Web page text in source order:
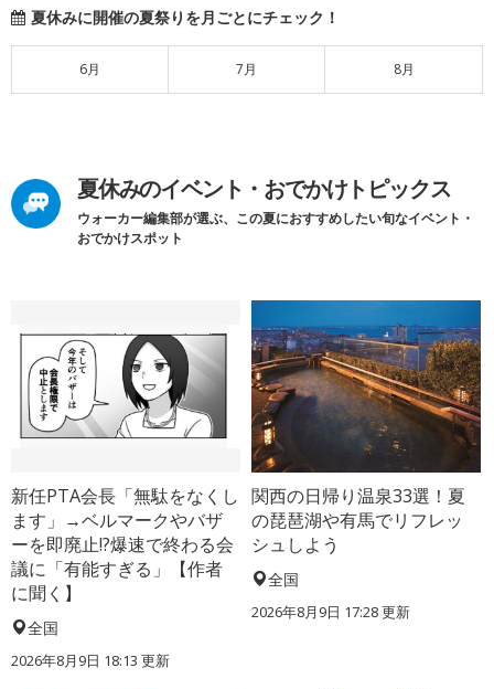
夏休みに開催の夏祭りを月ごとにチェック！
6月 7月 8月
夏休みのイベント・おでかけトピックス
ウォーカー編集部が選ぶ、この夏におすすめしたい旬なイベント・
おでかけスポット
新任PTA会長「無駄をなくし
ます」→ベルマークやバザ
ーを即廃止!?爆速で終わる会
議に「有能すぎる」【作者
に聞く】
全国
2026年8月9日 18:13 更新
関西の日帰り温泉33選！夏
の琵琶湖や有馬でリフレッ
シュしよう
全国
2026年8月9日 17:28更新